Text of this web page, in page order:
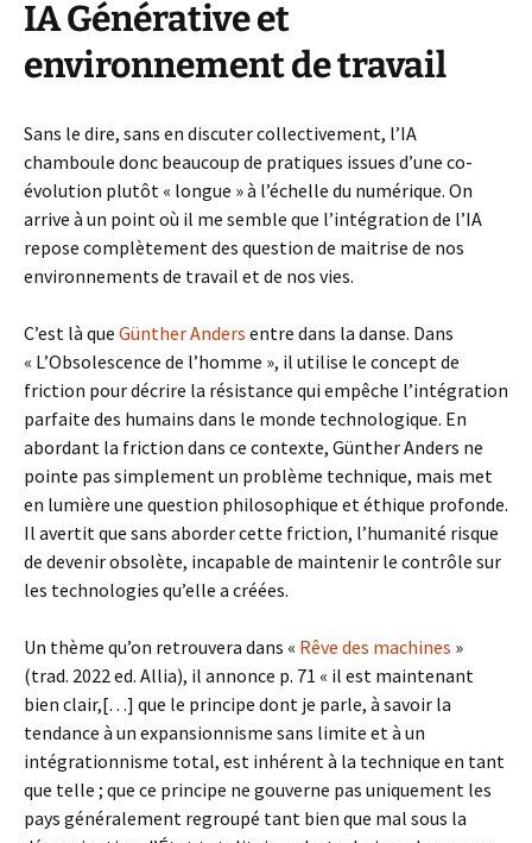
IA Générative et
environnement de travail
Sans le dire, sans en discuter collectivement, l’IA
chamboule donc beaucoup de pratiques issues d’une co-
évolution plutôt « longue » à l’échelle du numérique. On
arrive à un point où il me semble que l’intégration de l’IA
repose complètement des question de maitrise de nos
environnements de travail et de nos vies.
C’est là que Günther Anders entre dans la danse. Dans
« L’Obsolescence de l’homme », il utilise le concept de
friction pour décrire la résistance qui empêche l’intégration
parfaite des humains dans le monde technologique. En
abordant la friction dans ce contexte, Günther Anders ne
pointe pas simplement un problème technique, mais met
en lumière une question philosophique et éthique profonde.
Il avertit que sans aborder cette friction, l’humanité risque
de devenir obsolète, incapable de maintenir le contrôle sur
les technologies qu’elle a créées.
Un thème qu’on retrouvera dans « Rêve des machines »
(trad. 2022 ed. Allia), il annonce p. 71 « il est maintenant
bien clair,[…] que le principe dont je parle, à savoir la
tendance à un expansionnisme sans limite et à un
intégrationnisme total, est inhérent à la technique en tant
que telle ; que ce principe ne gouverne pas uniquement les
pays généralement regroupé tant bien que mal sous la